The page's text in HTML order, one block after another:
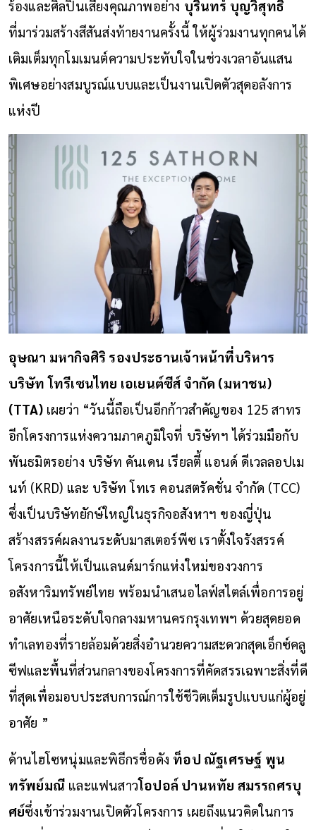
ร้องและศิลปินเสียงคุณภาพอย่าง บุรินทร์ บุญวิสุทธิ์
ที่มาร่วมสร้างสีสันส่งท้ายงานครั้งนี้ ให้ผู้ร่วมงานทุกคนได้
เติมเต็มทุกโมเมนต์ความประทับใจในช่วงเวลาอันแสน
พิเศษอย่างสมบูรณ์แบบและเป็นงานเปิดตัวสุดอลังการ
แห่งปี
อุษณา มหากิจศิริ รองประธานเจ้าหน้าที่บริหาร
บริษัท โทรีเซนไทย เอเยนต์ซีส์ จำกัด (มหาชน)
(TTA)เผยว่า “วันนี้ถือเป็นอีกก้าวสำคัญของ 125 สาทร
อีกโครงการแห่งความภาคภูมิใจที่ บริษัทฯ ได้ร่วมมือกับ
พันธมิตรอย่าง บริษัท คันเดน เรียลตี้ แอนด์ ดีเวลลอปเม
นท์ (KRD) และ บริษัท โทเร คอนสตรัคชั่น จำกัด (TCC)
ซึ่งเป็นบริษัทยักษ์ใหญ่ในธุรกิจอสังหาฯ ของญี่ปุ่น
สร้างสรรค์ผลงานระดับมาสเตอร์พีซ เราตั้งใจรังสรรค์
โครงการนี้ให้เป็นแลนด์มาร์กแห่งใหม่ของวงการ
อสังหาริมทรัพย์ไทย พร้อมนำเสนอไลฟ์สไตล์เพื่อการอยู่
อาศัยเหนือระดับใจกลางมหานครกรุงเทพฯ ด้วยสุดยอด
ทำเลทองที่รายล้อมด้วยสิ่งอำนวยความสะดวกสุดเอ็กซ์คลู
ซีฟและพื้นที่ส่วนกลางของโครงการที่คัดสรรเฉพาะสิ่งที่ดี
ที่สุดเพื่อมอบประสบการณ์การใช้ชีวิตเต็มรูปแบบแก่ผู้อยู่
อาศัย ”
ด้านไฮโซหนุ่มและพิธีกรชื่อดัง ท็อป ณัฐเศรษฐ์ พูน
ทรัพย์มณี และแฟนสาวโอปอล์ ปานหทัย สมรรถศรบุ
ศย์ซึ่งเข้าร่วมงานเปิดตัวโครงการ เผยถึงแนวคิดในการ